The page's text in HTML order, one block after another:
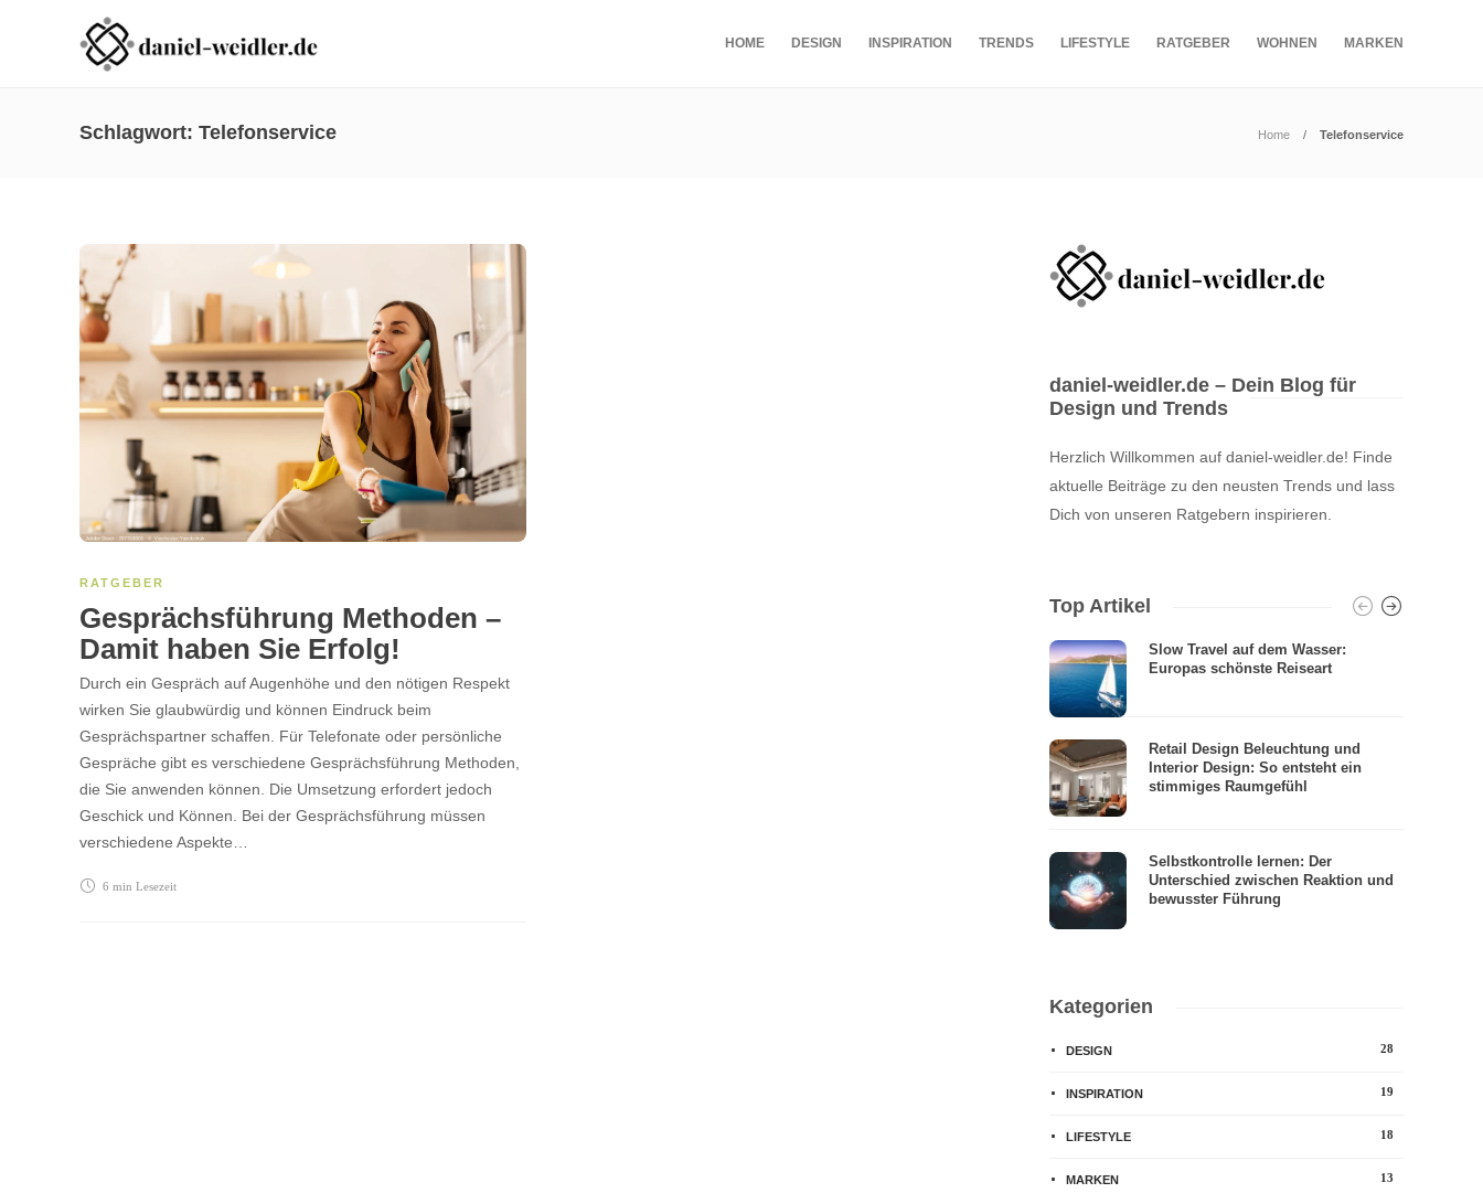
HOME DESIGN INSPIRATION TRENDS LIFESTYLE RATGEBER WOHNEN MARKEN
Schlagwort: Telefonservice Home Telefonservice
RATGEBER
Gesprächsführung Methoden –
Damit haben Sie Erfolg!
Durch ein Gespräch auf Augenhöhe und den nötigen Respekt
wirken Sie glaubwürdig und können Eindruck beim
Gesprächspartner schaffen. Für Telefonate oder persönliche
Gespräche gibt es verschiedene Gesprächsführung Methoden,
die Sie anwenden können. Die Umsetzung erfordert jedoch
Geschick und Können. Bei der Gesprächsführung müssen
verschiedene Aspekte…
6 min Lesezeit
daniel-weidler.de – Dein Blog für
Design und Trends
Herzlich Willkommen auf daniel-weidler.de! Finde
aktuelle Beiträge zu den neusten Trends und lass
Dich von unseren Ratgebern inspirieren.
Top Artikel
Slow Travel auf dem Wasser:
Europas schönste Reiseart
Retail Design Beleuchtung und
Interior Design: So entsteht ein
stimmiges Raumgefühl
Selbstkontrolle lernen: Der
Unterschied zwischen Reaktion und
bewusster Führung
Kategorien
DESIGN 28
INSPIRATION 19
LIFESTYLE 18
MARKEN 13